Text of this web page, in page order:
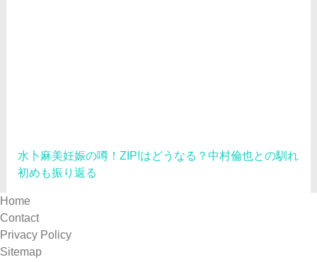
水卜麻美妊娠の噂！ZIP!はどうなる？中村倫也との馴れ
初めも振り返る
Home
Contact
Privacy Policy
Sitemap